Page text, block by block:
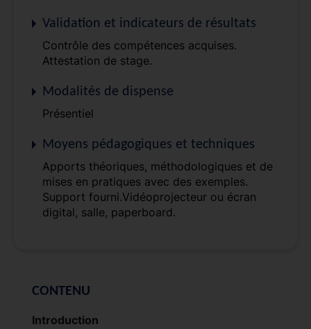
Validation et indicateurs de résultats
Contrôle des compétences acquises.
Attestation de stage.
Modalités de dispense
Présentiel
Moyens pédagogiques et techniques
Apports théoriques, méthodologiques et de
mises en pratiques avec des exemples.
Support fourni.Vidéoprojecteur ou écran
digital, salle, paperboard.
CONTENU
Introduction